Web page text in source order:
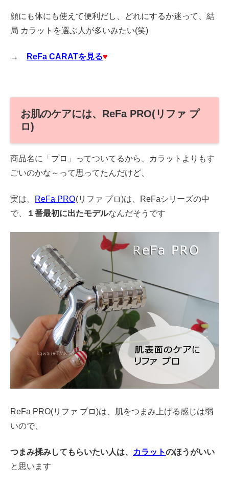
顔にも体にも使えて便利だし、どれにするか迷って、結
局 カラットを選ぶ人が多いみたい(笑)
→ ReFa CARATを見る♥
お肌のケアには、ReFa PRO(リファ プ
ロ)
商品名に「プロ」ってついてるから、カラットよりもす
ごいのかな～って思ってたんだけど、
実は、 ReFa PRO(リファ プロ)は、ReFaシリーズの中
で、
１番最初に出たモデルなんだそうです
ReFa PRO(リファ プロ)は、肌をつまみ上げる感じは弱
いので、
つまみ揉みしてもらいたい人は、 カラットのほうがいい
と思います